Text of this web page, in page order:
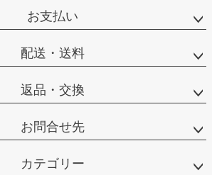
お支払い
配送・送料
返品・交換
お問合せ先
カテゴリー